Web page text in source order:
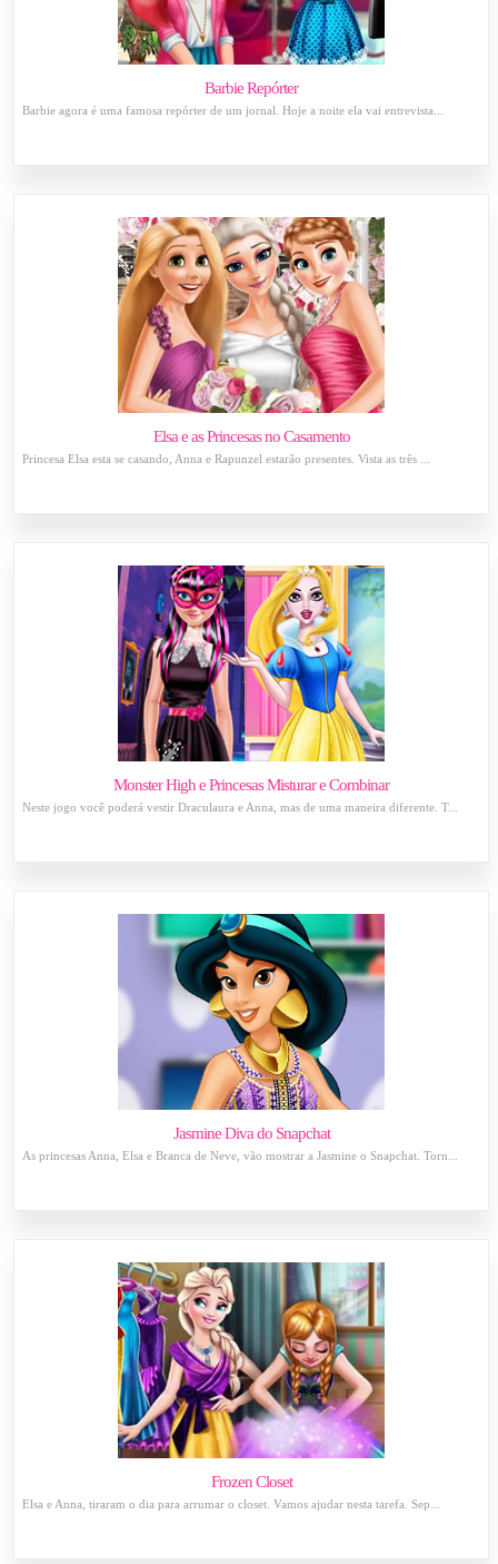
Barbie Repórter
Barbie agora é uma famosa repórter de um jornal. Hoje a noite ela vai entrevista...
Elsa e as Princesas no Casamento
Princesa Elsa esta se casando, Anna e Rapunzel estarão presentes. Vista as três ...
Monster High e Princesas Misturar e Combinar
Neste jogo você poderá vestir Draculaura e Anna, mas de uma maneira diferente. T...
Jasmine Diva do Snapchat
As princesas Anna, Elsa e Branca de Neve, vão mostrar a Jasmine o Snapchat. Torn...
Frozen Closet
Elsa e Anna, tiraram o dia para arrumar o closet. Vamos ajudar nesta tarefa. Sep...